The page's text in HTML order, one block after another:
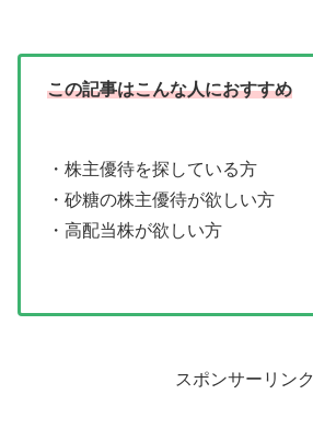
この記事はこんな人におすすめ
・株主優待を探している方
・砂糖の株主優待が欲しい方
・高配当株が欲しい方
スポンサーリンク